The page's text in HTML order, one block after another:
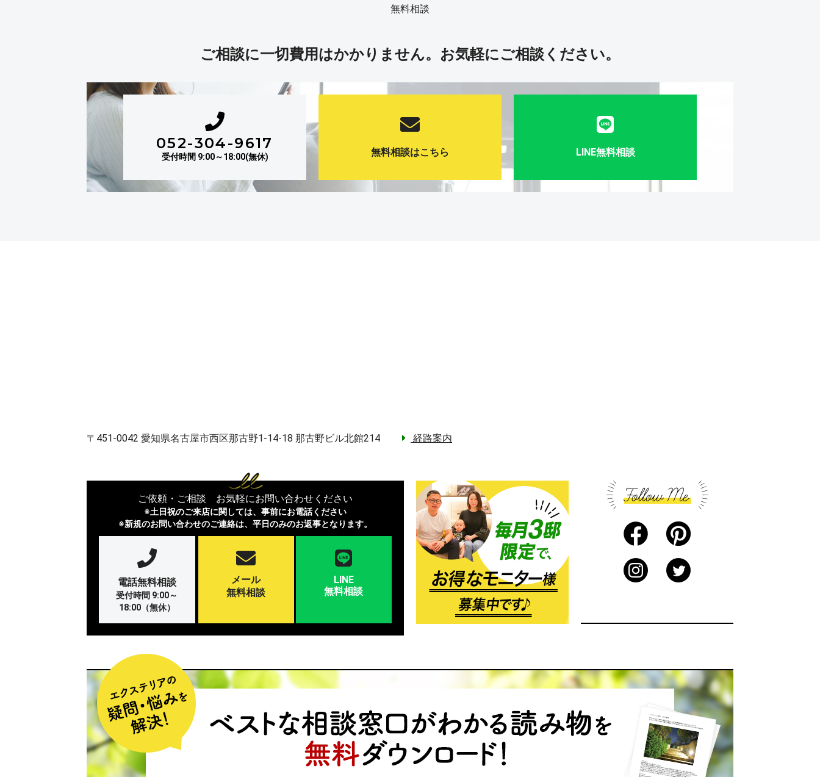
無料相談
ご相談に一切費用はかかりません。 お気軽にご相談ください。
052-304-9617
受付時間 9:00～18:00(無休) 無料相談はこちら LINE無料相談
〒451-0042 愛知県名古屋市西区那古野1-14-18 那古野ビル北館214 経路案内
ご依頼・ご相談 お気軽にお問い合わせください
※土日祝のご来店に関しては、事前にお電話ください
※新規のお問い合わせのご連絡は、平日のみのお返事となります。
電話無料相談
受付時間 9:00～
18:00（無休）
メール
無料相談
LINE
無料相談